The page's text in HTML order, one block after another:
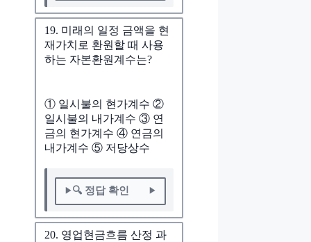
19. 미래의 일정 금액을 현
재가치로 환원할 때 사용
하는 자본환원계수는?
① 일시불의 현가계수 ②
일시불의 내가계수 ③ 연
금의 현가계수 ④ 연금의
내가계수 ⑤ 저당상수
🔍 정답 확인
20. 영업현금흐름 산정 과